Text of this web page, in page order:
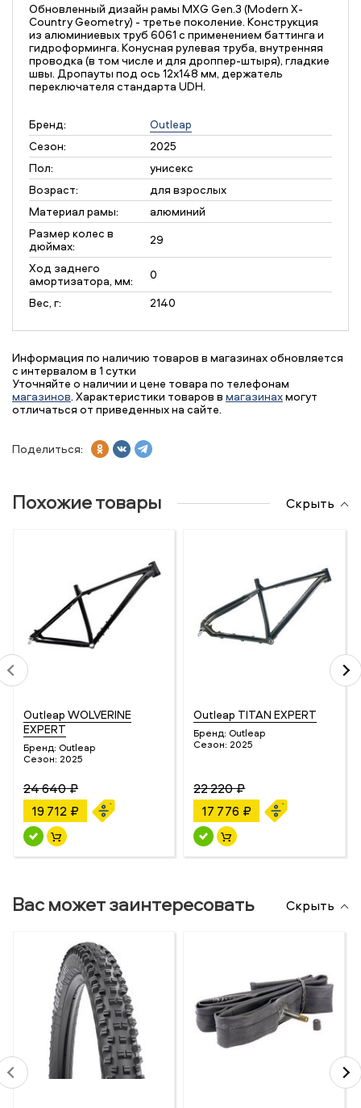
Обновленный дизайн рамы MXG Gen.3 (Modern X-
Country Geometry) - третье поколение. Конструкция
из алюминиевых труб 6061 с применением баттинга и
гидроформинга. Конусная рулевая труба, внутренняя
проводка (в том числе и для дроппер-штыря), гладкие
швы. Дропауты под ось 12х148 мм, держатель
переключателя стандарта UDH.
Бренд:
Outleap
Сезон:
2025
Пол:
унисекс
Возраст:
для взрослых
Материал рамы:
алюминий
Размер колес в
дюймах:
29
Ход заднего
амортизатора, мм:
0
Вес, г:
2140
Информация по наличию товаров в магазинах обновляется
с интервалом в 1 сутки
Уточняйте о наличии и цене товара по телефонам
магазинов. Характеристики товаров в магазинахмогут
отличаться от приведенных на сайте.
Поделиться:
Похожие товары Скрыть
Outleap WOLVERINE
EXPERT
Бренд: Outleap
Сезон: 2025
24 640 ₽
19 712 ₽
Outleap TITAN EXPERT
Бренд: Outleap
Сезон: 2025
22 220 ₽
17 776 ₽
Вас может заинтересовать Скрыть